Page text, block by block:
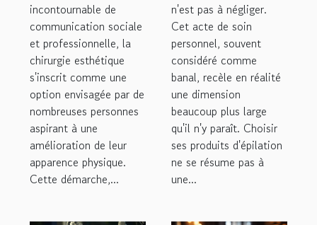
incontournable de
communication sociale
et professionnelle, la
chirurgie esthétique
s'inscrit comme une
option envisagée par de
nombreuses personnes
aspirant à une
amélioration de leur
apparence physique.
Cette démarche,...
n'est pas à négliger.
Cet acte de soin
personnel, souvent
considéré comme
banal, recèle en réalité
une dimension
beaucoup plus large
qu'il n'y paraît. Choisir
ses produits d'épilation
ne se résume pas à
une...